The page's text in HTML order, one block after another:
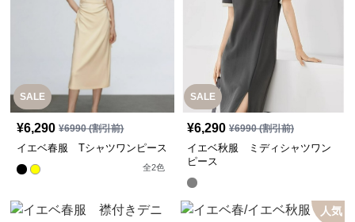
SALE
¥6,290 ¥6990(割引前)
イエベ春服 Tシャツワンピース
全2色
SALE
¥6,290 ¥6990(割引前)
イエベ秋服 ミディシャツワン
ピース
人気